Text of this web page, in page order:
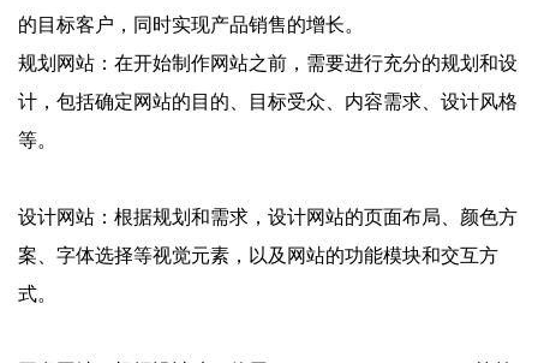
的目标客户，同时实现产品销售的增长。
规划网站：在开始制作网站之前，需要进行充分的规划和设
计，包括确定网站的目的、目标受众、内容需求、设计风格
等。
设计网站：根据规划和需求，设计网站的页面布局、颜色方
案、字体选择等视觉元素，以及网站的功能模块和交互方
式。